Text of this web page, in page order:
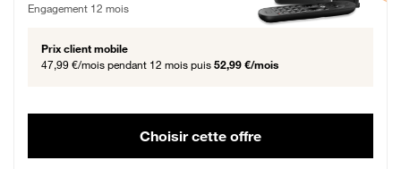
Engagement 12 mois
Prix client mobile
47,99 €/mois pendant 12 mois puis 52,99 €/mois
Choisir cette offre